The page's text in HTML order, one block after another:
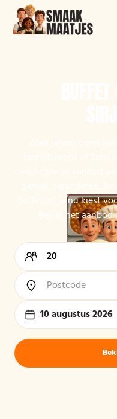
buffet, of je nu kiest
Bekijk het
10 augustus 2026